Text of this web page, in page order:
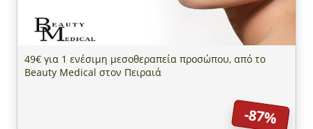
49€ για 1 ενέσιμη μεσοθεραπεία προσώπου, από το
Beauty Medical στον Πειραιά
-87%